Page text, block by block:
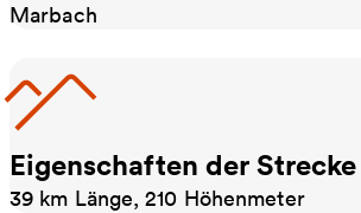
Marbach
Eigenschaften der Strecke
39 km Länge, 210 Höhenmeter